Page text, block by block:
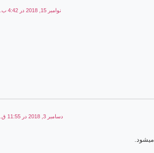
نوامبر 15, 2018 در 4:42 ب.ظ
دسامبر 3, 2018 در 11:55 ق.ظ